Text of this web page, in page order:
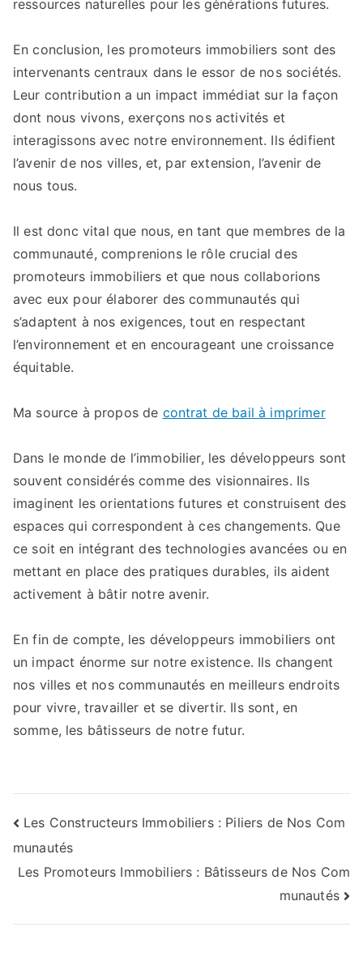
ressources naturelles pour les générations futures.
En conclusion, les promoteurs immobiliers sont des
intervenants centraux dans le essor de nos sociétés.
Leur contribution a un impact immédiat sur la façon
dont nous vivons, exerçons nos activités et
interagissons avec notre environnement. Ils édifient
l’avenir de nos villes, et, par extension, l’avenir de
nous tous.
Il est donc vital que nous, en tant que membres de la
communauté, comprenions le rôle crucial des
promoteurs immobiliers et que nous collaborions
avec eux pour élaborer des communautés qui
s’adaptent à nos exigences, tout en respectant
l’environnement et en encourageant une croissance
équitable.
Ma source à propos de contrat de bail à imprimer
Dans le monde de l’immobilier, les développeurs sont
souvent considérés comme des visionnaires. Ils
imaginent les orientations futures et construisent des
espaces qui correspondent à ces changements. Que
ce soit en intégrant des technologies avancées ou en
mettant en place des pratiques durables, ils aident
activement à bâtir notre avenir.
En fin de compte, les développeurs immobiliers ont
un impact énorme sur notre existence. Ils changent
nos villes et nos communautés en meilleurs endroits
pour vivre, travailler et se divertir. Ils sont, en
somme, les bâtisseurs de notre futur.
Navigation
de
Les Constructeurs Immobiliers : Piliers de Nos Com
munautés
Les Promoteurs Immobiliers : Bâtisseurs de Nos Com
munautés